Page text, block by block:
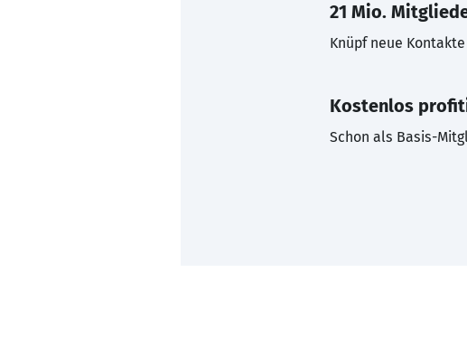
21 Mio.
Knüpf neue
Kostenlos
Schon als Basis-